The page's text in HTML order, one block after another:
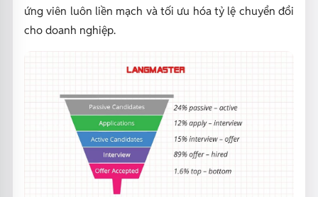
ứng viên luôn liền mạch và tối ưu hóa tỷ lệ chuyển đổi
cho doanh nghiệp.